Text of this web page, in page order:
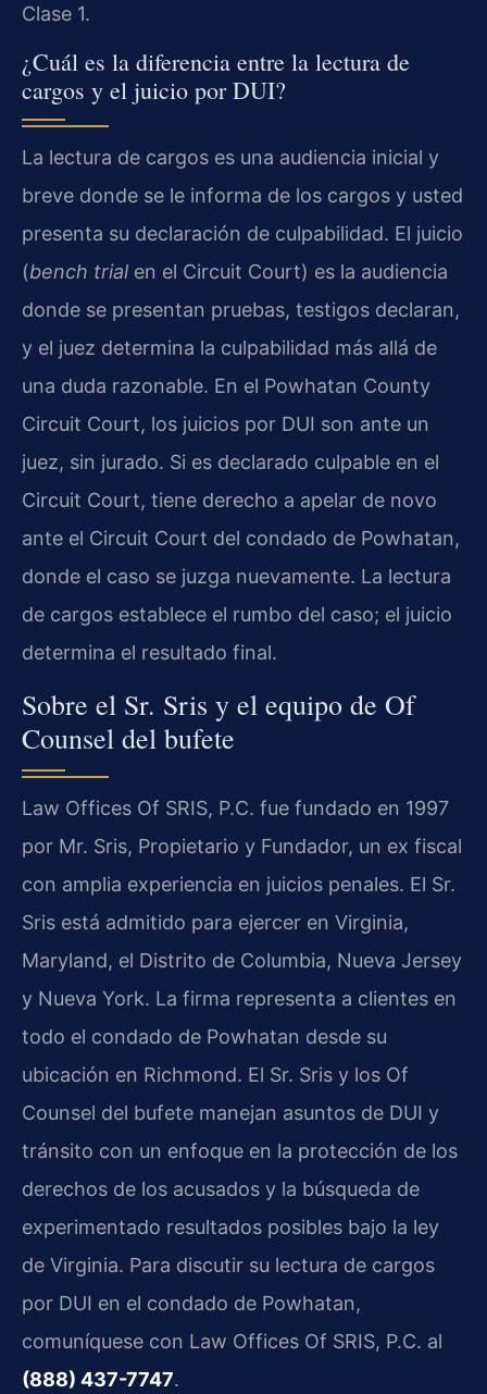
Clase 1.
¿Cuál es la diferencia entre la lectura de
cargos y el juicio por DUI?
La lectura de cargos es una audiencia inicial y
breve donde se le informa de los cargos y usted
presenta su declaración de culpabilidad. El juicio
(bench trial en el Circuit Court) es la audiencia
donde se presentan pruebas, testigos declaran,
y el juez determina la culpabilidad más allá de
una duda razonable. En el Powhatan County
Circuit Court, los juicios por DUI son ante un
juez, sin jurado. Si es declarado culpable en el
Circuit Court, tiene derecho a apelar de novo
ante el Circuit Court del condado de Powhatan,
donde el caso se juzga nuevamente. La lectura
de cargos establece el rumbo del caso; el juicio
determina el resultado final.
Sobre el Sr. Sris y el equipo de Of
Counsel del bufete
Law Offices Of SRIS, P.C. fue fundado en 1997
por Mr. Sris, Propietario y Fundador, un ex fiscal
con amplia experiencia en juicios penales. El Sr.
Sris está admitido para ejercer en Virginia,
Maryland, el Distrito de Columbia, Nueva Jersey
y Nueva York. La firma representa a clientes en
todo el condado de Powhatan desde su
ubicación en Richmond. El Sr. Sris y los Of
Counsel del bufete manejan asuntos de DUI y
tránsito con un enfoque en la protección de los
derechos de los acusados y la búsqueda de
experimentado resultados posibles bajo la ley
de Virginia. Para discutir su lectura de cargos
por DUI en el condado de Powhatan,
comuníquese con Law Offices Of SRIS, P.C. al
(888) 437-7747.